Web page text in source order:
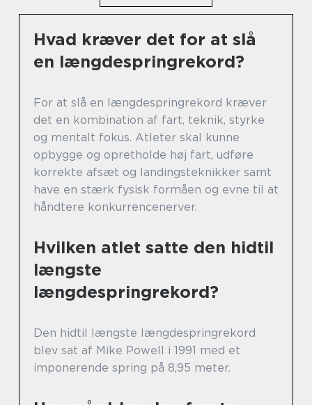
Hvad kræver det for at slå
en længdespringrekord?
For at slå en længdespringrekord kræver
det en kombination af fart, teknik, styrke
og mentalt fokus. Atleter skal kunne
opbygge og opretholde høj fart, udføre
korrekte afsæt og landingsteknikker samt
have en stærk fysisk formåen og evne til at
håndtere konkurrencenerver.
Hvilken atlet satte den hidtil
længste
længdespringrekord?
Den hidtil længste længdespringrekord
blev sat af Mike Powell i 1991 med et
imponerende spring på 8,95 meter.